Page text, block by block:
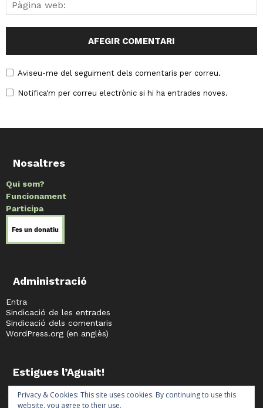
Aviseu-me del seguiment dels comentaris per correu.
Notifica'm per correu electrònic si hi ha entrades noves.
Nosaltres
Qui som?
Funcionament
Participa
Administració
Entra
Sindicació de les entrades
Sindicació dels comentaris
WordPress.org (en anglès)
Estigues l’Aguait!
facebooktwitter instagramtelegram
Privacy & Cookies: This site uses cookies. By continuing to use this
website, you agree to their use.